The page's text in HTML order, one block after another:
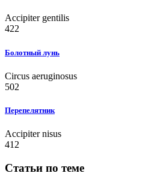
Accipiter gentilis
422
Болотный лунь
Circus aeruginosus
502
Перепелятник
Accipiter nisus
412
Статьи по теме